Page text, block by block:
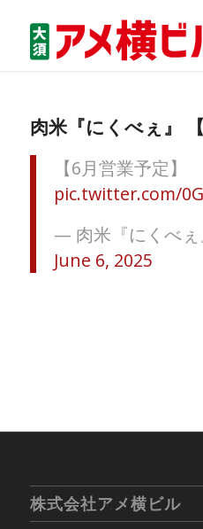
肉米『にくべぇ』
【6月営業予定】
pic.twitter.com/
— 肉米『にくべ
June 6, 2025
株式会社アメ横ビル